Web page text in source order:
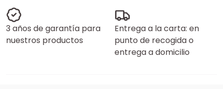
3 años de garantía para
nuestros productos
Entrega a la carta: en
punto de recogida o
entrega a domicilio